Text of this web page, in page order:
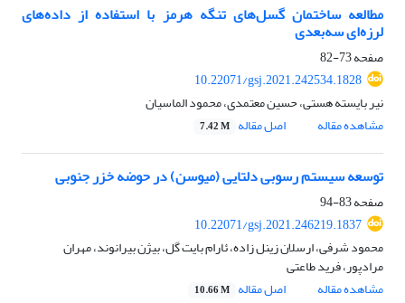
مطالعه ساختمان گسل‌های تنگه هرمز با استفاده از داده‌های
لرزه‌ای سه‌بعدی
صفحه73-82
10.22071/gsj.2021.242534.1828
نیر بایسته هستی، حسین معتمدی، محمود الماسیان
مشاهده مقاله
اصل مقاله 7.42 M
توسعه سیستم رسوبی دلتایی (میوسن) در حوضه خزر جنوبی
صفحه83-94
10.22071/gsj.2021.246219.1837
محمود شرفی، ارسلان زینل زاده، ئارام بایت گل، بیژن بیرانوند، مهران
مرادپور، فرید طاعتی
مشاهده مقاله
اصل مقاله 10.66 M